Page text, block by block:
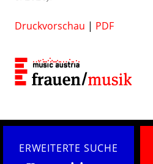
Druckvorschau | PDF
ERWEITERTE SUCHE